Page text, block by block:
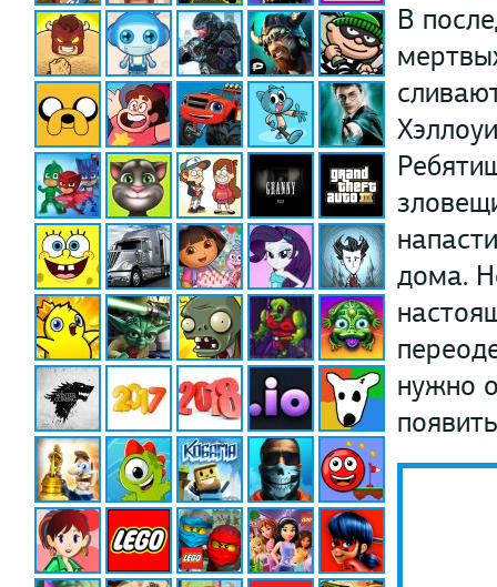
В
дома.
нужно